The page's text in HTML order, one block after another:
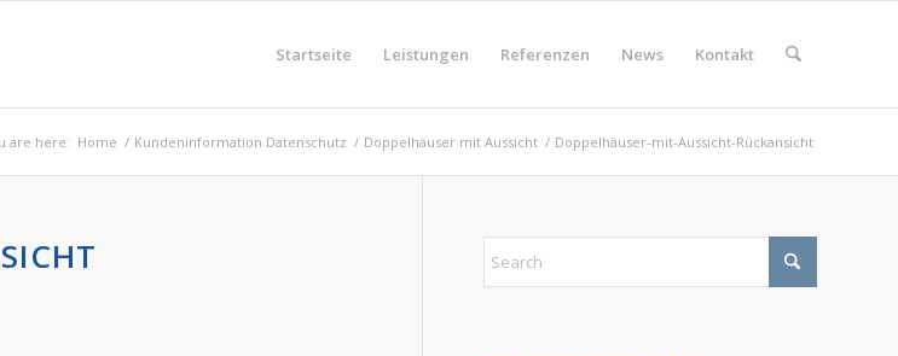
Startseite Leistungen Referenzen News Kontakt
are here: Home / Kundeninformation Datenschutz / Doppelhäuser mit Aussicht / Doppelhäuser-mit-Aussicht-Rückansicht